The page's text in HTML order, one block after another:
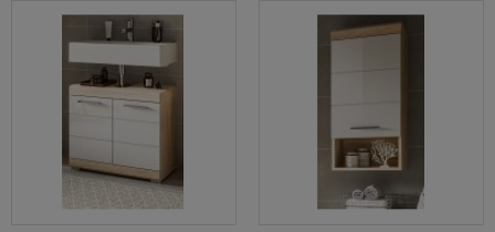
Madem
Malta
Meadow
Merced weiß
Merced weiß-Eiche
Matsdal
Meadow
Merced weiß-Eiche